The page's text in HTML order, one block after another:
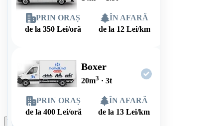
PRIN ORAȘ
de la 350 Lei/oră
ÎN AFARĂ
de la 12 Lei/km
Boxer
20m3 · 3t
PRIN ORAȘ
de la400 Lei/oră
ÎN AFARĂ
de la 13 Lei/km
Plasează comanda